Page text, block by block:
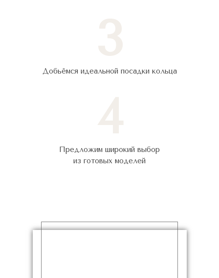
Добьёмся идеальной посадки кольца
Предложим широкий выбор
из готовых моделей